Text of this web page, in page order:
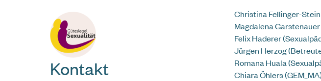
Kontakt
Christina Fellinger-
Magdalena
Felix Haderer
Jürgen Herzog
Romana Huala
Chiara Öhlers